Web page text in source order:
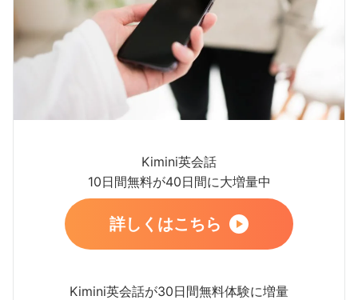
Kimini英会話
10日間無料が40日間に大増量中
詳しくはこちら
Kimini英会話が30日間無料体験に増量